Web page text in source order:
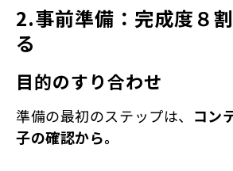
2.事前準備：完成度８
る
目的のすり合わせ
準備の最初のステップは、 コン
子の確認から。